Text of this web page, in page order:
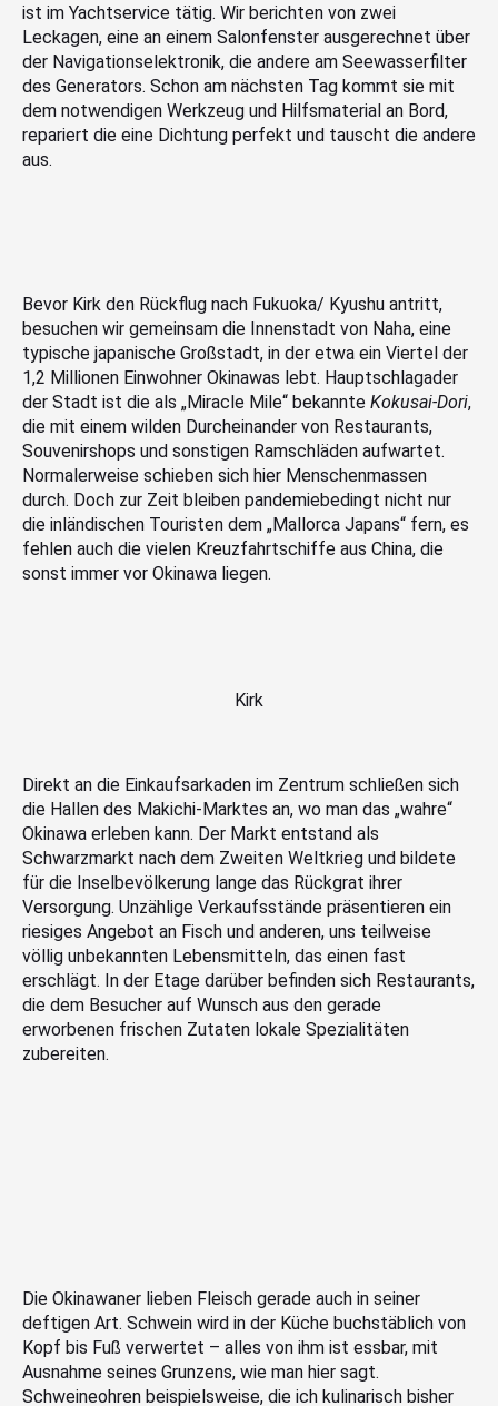
ist im Yachtservice tätig. Wir berichten von zwei
Leckagen, eine an einem Salonfenster ausgerechnet über
der Navigationselektronik, die andere am Seewasserfilter
des Generators. Schon am nächsten Tag kommt sie mit
dem notwendigen Werkzeug und Hilfsmaterial an Bord,
repariert die eine Dichtung perfekt und tauscht die andere
aus.
Bevor Kirk den Rückflug nach Fukuoka/ Kyushu antritt,
besuchen wir gemeinsam die Innenstadt von Naha, eine
typische japanische Großstadt, in der etwa ein Viertel der
1,2 Millionen Einwohner Okinawas lebt. Hauptschlagader
der Stadt ist die als „Miracle Mile“ bekannte Kokusai-Dori,
die mit einem wilden Durcheinander von Restaurants,
Souvenirshops und sonstigen Ramschläden aufwartet.
Normalerweise schieben sich hier Menschenmassen
durch. Doch zur Zeit bleiben pandemiebedingt nicht nur
die inländischen Touristen dem „Mallorca Japans“ fern, es
fehlen auch die vielen Kreuzfahrtschiffe aus China, die
sonst immer vor Okinawa liegen.
Kirk
Direkt an die Einkaufsarkaden im Zentrum schließen sich
die Hallen des Makichi-Marktes an, wo man das „wahre“
Okinawa erleben kann. Der Markt entstand als
Schwarzmarkt nach dem Zweiten Weltkrieg und bildete
für die Inselbevölkerung lange das Rückgrat ihrer
Versorgung. Unzählige Verkaufsstände präsentieren ein
riesiges Angebot an Fisch und anderen, uns teilweise
völlig unbekannten Lebensmitteln, das einen fast
erschlägt. In der Etage darüber befinden sich Restaurants,
die dem Besucher auf Wunsch aus den gerade
erworbenen frischen Zutaten lokale Spezialitäten
zubereiten.
Die Okinawaner lieben Fleisch gerade auch in seiner
deftigen Art. Schwein wird in der Küche buchstäblich von
Kopf bis Fuß verwertet – alles von ihm ist essbar, mit
Ausnahme seines Grunzens, wie man hier sagt.
Schweineohren beispielsweise, die ich kulinarisch bisher